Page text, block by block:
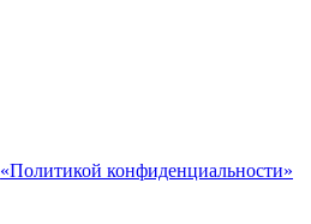
«Политикой конфиденциальности»